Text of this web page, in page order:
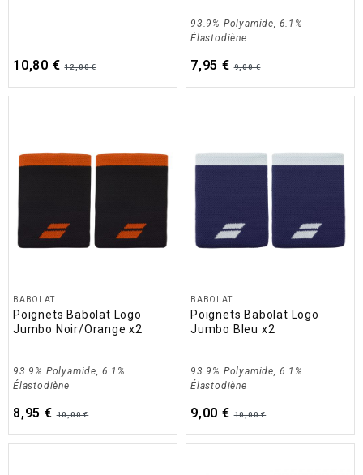
10,80 € 12,00 €
93.9% Polyamide, 6.1%
Élastodiène
7,95 € 9,00 €
BABOLAT
Poignets Babolat Logo
Jumbo Noir/Orange x2
93.9% Polyamide, 6.1%
Élastodiène
8,95 € 10,00 €
BABOLAT
Poignets Babolat Logo
Jumbo Bleu x2
93.9% Polyamide, 6.1%
Élastodiène
9,00 € 10,00 €